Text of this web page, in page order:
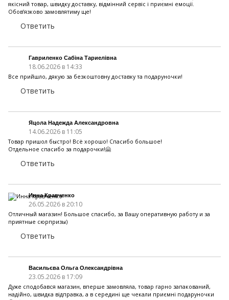
якісний товар, швидку доставку, відмінний сервіс і приємні емоції.
Обов’язково замовлятиму ще!
Ответить
Гавриленко Сабіна Тариелівна
18.06.2026 в 14:33
Все прийшло, дякую за безкоштовну доставку та подаруночки!
Ответить
Яцола Надежда Александровна
14.06.2026 в 11:05
Товар пришол быстро! Всё хорошо! Спасибо большое!
Отдельное спасибо за подарочки!🤗
Ответить
Инна Кравченко
26.05.2026 в 20:10
Отличный магазин! Большое спасибо, за Вашу оперативную работу и за
приятные сюрпризы)
Ответить
Васильєва Ольга Олександрівна
23.05.2026 в 17:09
Дуже сподобався магазин, вперше замовляла, товар гарно запакований,
надійно, швидка відправка, а в середині ще чекали приємні подаруночки